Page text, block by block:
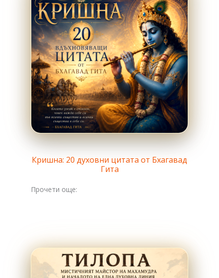
Кришна: 20 духовни цитата от Бхагавад
Гита
Прочети още: